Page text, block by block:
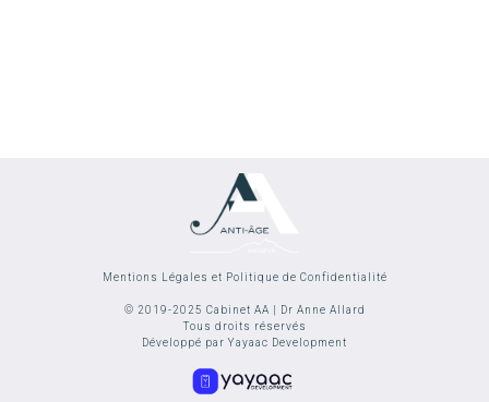
Mentions Légales et Politique de Confidentialité
© 2019-2025 Cabinet AA | Dr Anne Allard
Tous droits réservés
Développé par Yayaac Development